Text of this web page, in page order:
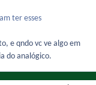
ter esses
e qndo vc ve algo em
do analógico.